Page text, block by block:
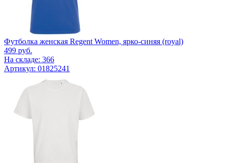
Футболка женская Regent Women, ярко-синяя (royal)
499 руб.
На складе: 366
Артикул: 01825241